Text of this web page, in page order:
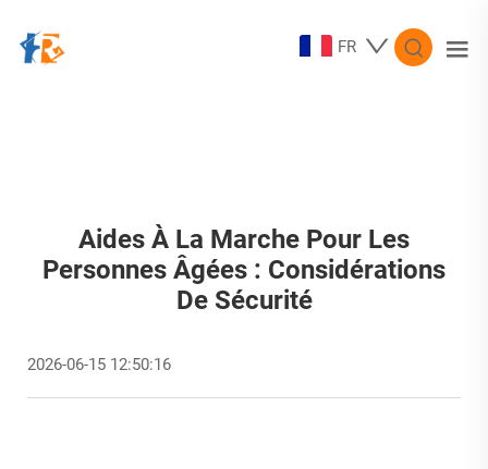
FR
Aides À La Marche Pour Les
Personnes Âgées : Considérations
De Sécurité
2026-06-15 12:50:16